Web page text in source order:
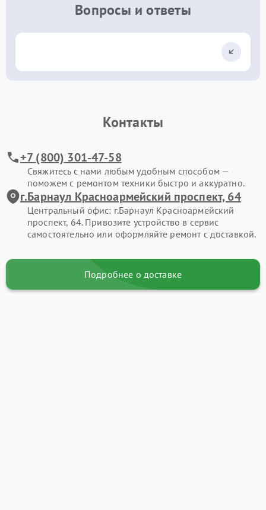
Вопросы и ответы
Контакты
+7 (800) 301-47-58
Свяжитесь с нами любым удобным способом —
поможем с ремонтом техники быстро и аккуратно.
г.Барнаул Красноармейский проспект, 64
Центральный офис: г.Барнаул Красноармейский
проспект, 64. Привозите устройство в сервис
самостоятельно или оформляйте ремонт с доставкой.
Подробнее о доставке